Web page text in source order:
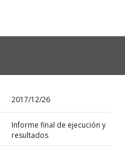
2017/12/26
Informe final de ejecución y
resultados